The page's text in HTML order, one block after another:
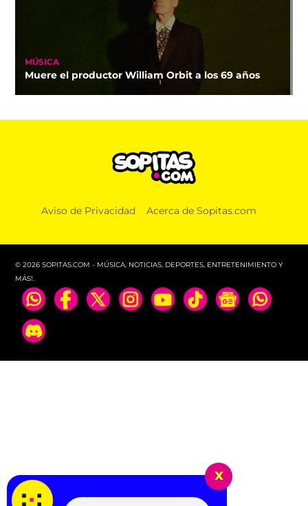
MÚSICA
Muere el productor William Orbit a los 69 años
Aviso de Privacidad Acerca de Sopitas.com
© 2026 SOPITAS.COM - MÚSICA, NOTICIAS, DEPORTES, ENTRETENIMIENTO Y
MÁS!.
x